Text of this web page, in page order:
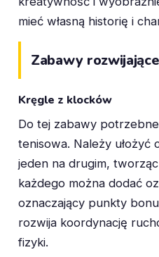
mieć własną historię i
Zabawy
Kręgle z klocków
Do tej zabawy
tenisowa. Należy ułożyć
jeden na drugim,
każdego można dodać
oznaczający punkty
rozwija koordynację
fizyki.